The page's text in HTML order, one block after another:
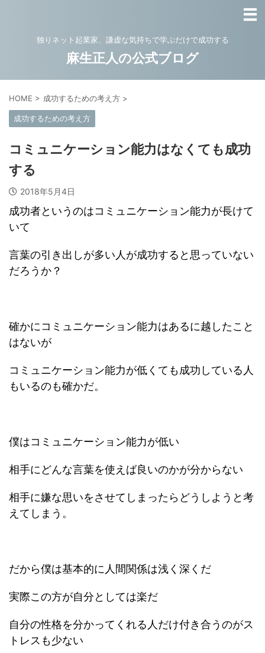
独りネット起業家、謙虚な気持ちで学ぶだけで成功する
麻生正人の公式ブログ
HOME > 成功するための考え方 >
成功するための考え方
コミュニケーション能力はなくても成功
する
2018年5月4日
成功者というのはコミュニケーション能力が長けて
いて
言葉の引き出しが多い人が成功すると思っていない
だろうか？
確かにコミュニケーション能力はあるに越したこと
はないが
コミュニケーション能力が低くても成功している人
もいるのも確かだ。
僕はコミュニケーション能力が低い
相手にどんな言葉を使えば良いのかが分からない
相手に嫌な思いをさせてしまったらどうしようと考
えてしまう。
だから僕は基本的に人間関係は浅く深くだ
実際この方が自分としては楽だ
自分の性格を分かってくれる人だけ付き合うのがス
トレスも少ない